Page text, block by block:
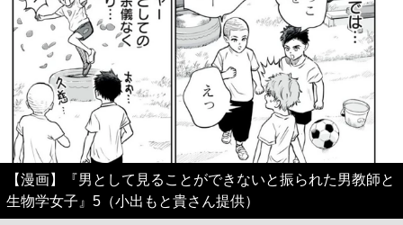
【漫画】『男として見ることができないと振られた男教師と
生物学女子』5（小出もと貴さん提供）